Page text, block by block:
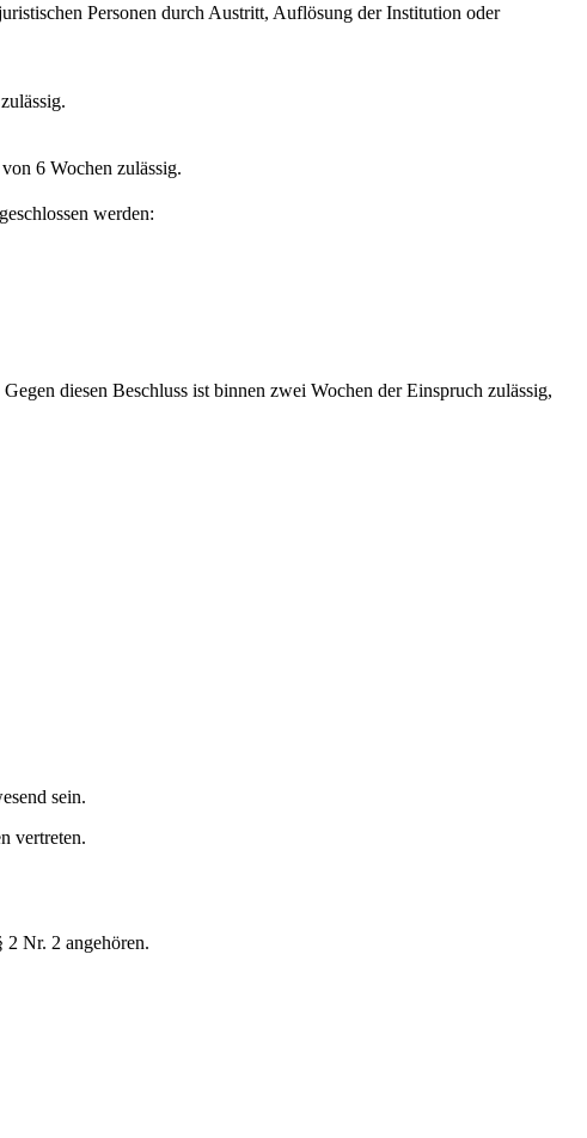
Personen durch Austritt, Auflösung der Institution oder
6 Wochen zulässig.
werden:
diesen Beschluss ist binnen zwei Wochen der Einspruch zulässig,
sein.
vertreten.
Nr. 2 angehören.